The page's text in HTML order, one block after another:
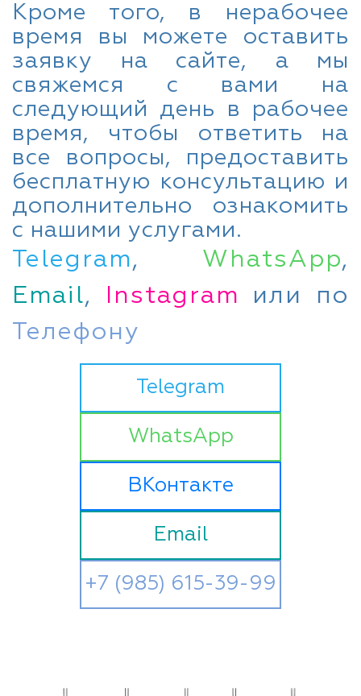
Кроме того, в нерабочее
время вы можете оставить
заявку на сайте, а мы
свяжемся с вами на
следующий день в рабочее
время, чтобы ответить на
все вопросы, предоставить
бесплатную консультацию и
дополнительно ознакомить
с нашими услугами.
Telegram, WhatsApp,
Email, Instagram или по
Телефону
Telegram
WhatsApp
ВКонтакте
Email
+7 (985) 615-39-99